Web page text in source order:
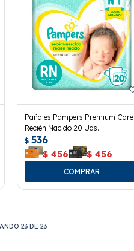
Pañales Pampers Premium Care
Recién Nacido 20 Uds.
$ 536
$ 456 $ 456
23DE 23